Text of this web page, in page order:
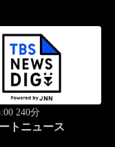
240分
トニュース